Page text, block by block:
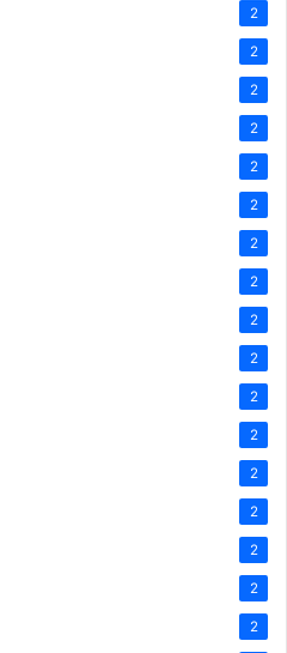
2
2
2
2
2
2
2
2
2
2
2
2
2
2
2
2
2